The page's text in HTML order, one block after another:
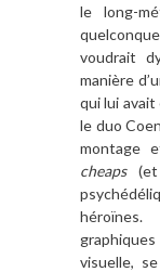
le long-mé
voudrait
manière d’
quilui avait
le duo
montage
cheaps
psychédé
héroïnes.
visuelle,